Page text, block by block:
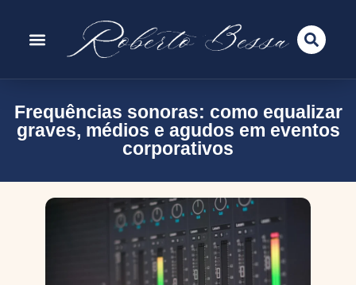
Frequências sonoras: como equalizar
graves, médios e agudos em eventos
corporativos